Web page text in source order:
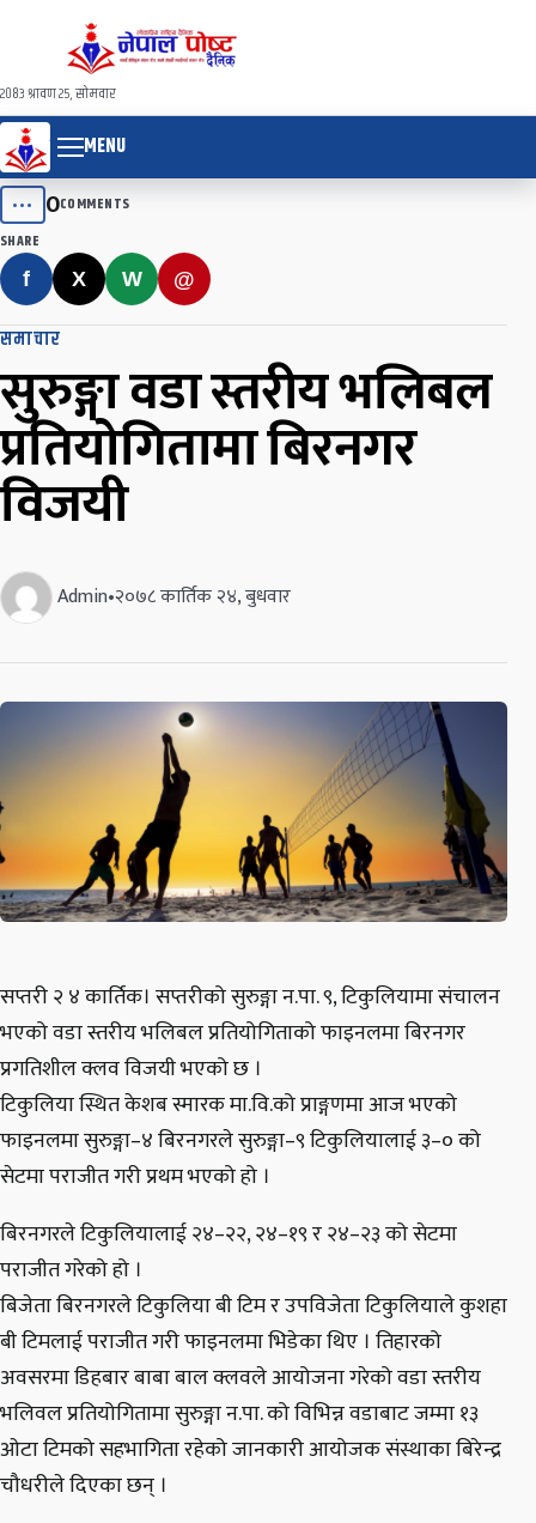
२०८३ श्रावण २५, सोमवार
MENU
••• 0COMMENTS
SHARE
f X W @
समाचार
सुरुङ्गा वडा स्तरीय भलिबल
प्रतियोगितामा बिरनगर
विजयी
Admin•२०७८ कार्तिक २४, बुधवार
सप्तरी २ ४ कार्तिक। सप्तरीको सुरुङ्गा न.पा. ९, टिकुलियामा संचालन
भएको वडा स्तरीय भलिबल प्रतियोगिताको फाइनलमा बिरनगर
प्रगतिशील क्लव विजयी भएको छ ।
टिकुलिया स्थित केशब स्मारक मा.वि.को प्राङ्गणमा आज भएको
फाइनलमा सुरुङ्गा–४ बिरनगरले सुरुङ्गा–९ टिकुलियालाई ३–० को
सेटमा पराजीत गरी प्रथम भएको हो ।
बिरनगरले टिकुलियालाई २४–२२, २४–१९ र २४–२३ को सेटमा
पराजीत गरेको हो ।
बिजेता बिरनगरले टिकुलिया बी टिम र उपविजेता टिकुलियाले कुशहा
बी टिमलाई पराजीत गरी फाइनलमा भिडेका थिए । तिहारको
अवसरमा डिहबार बाबा बाल क्लवले आयोजना गरेको वडा स्तरीय
भलिवल प्रतियोगितामा सुरुङ्गा न.पा. को विभिन्न वडाबाट जम्मा १३
ओटा टिमको सहभागिता रहेको जानकारी आयोजक संस्थाका बिरेन्द्र
चौधरीले दिएका छन् ।